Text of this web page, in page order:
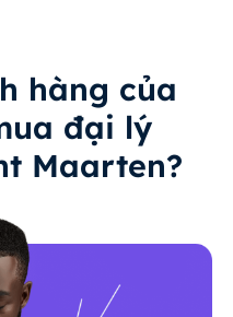
hàng của
đại lý
Maarten?